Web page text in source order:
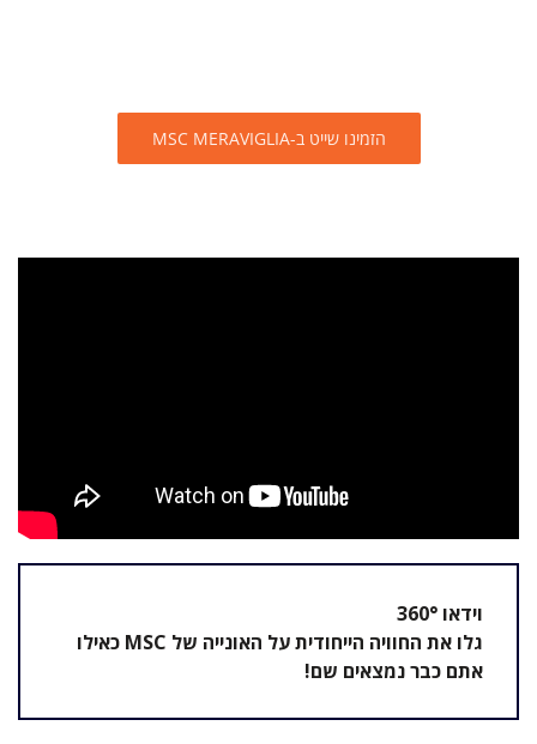
הזמינו שייט ב-MSC MERAVIGLIA
וידאו 360°
גלו את החוויה הייחודית על האונייה של MSC כאילו
אתם כבר נמצאים שם!